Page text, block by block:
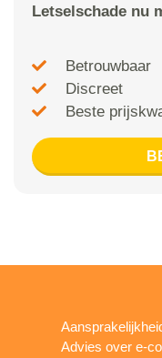
Letselschade nu
Betrouwbaar
Discreet
Beste
Advies over e-